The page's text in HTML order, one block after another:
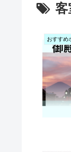
客
おすすめ